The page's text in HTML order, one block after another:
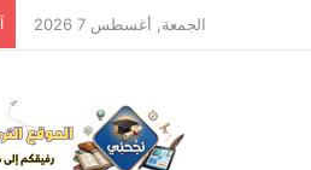
الجمعة, أغسطس 7 2026